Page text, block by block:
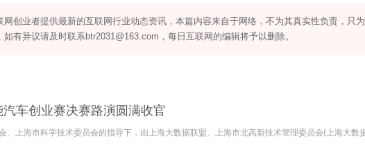
创业者提供最新的互联网行业动态资讯，本篇内容来自于网络，不为其真实性负责，只为
有异议请及时联系btr2031@163.com，每日互联网的编辑将予以删除。
汽车创业赛决赛路演圆满收官